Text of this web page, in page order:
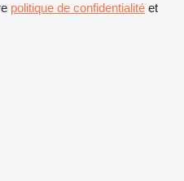
politique de confidentialité et